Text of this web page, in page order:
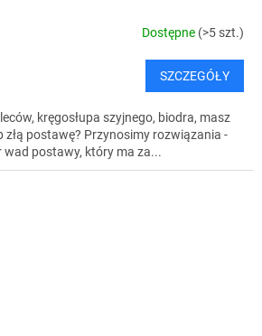
Dostępne (>5 szt.)
SZCZEGÓŁY
kręgosłupa szyjnego, biodra, masz
złą postawę? Przynosimy rozwiązania -
postawy, który ma za...